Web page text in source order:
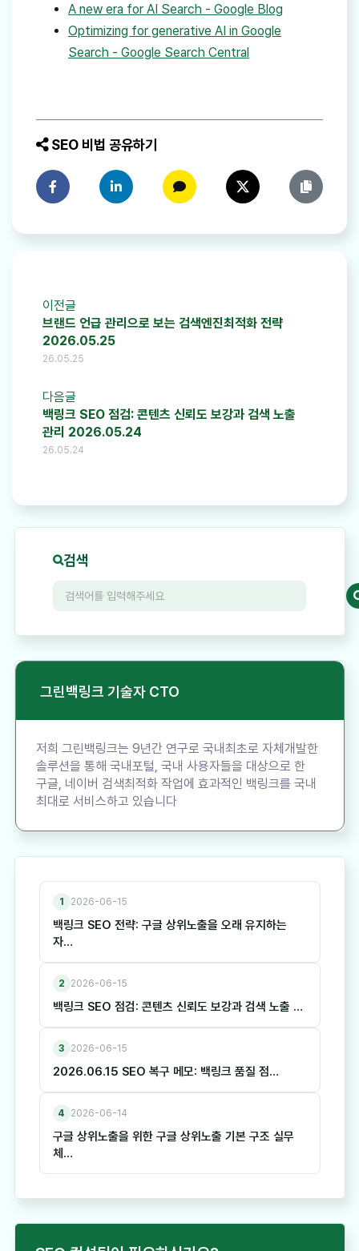
A new era for AI Search - Google Blog
Optimizing for generative AI in Google
Search - Google Search Central
SEO 비법 공유하기
페이스북에 공유하기링크드인에 공유하기카카오톡에 공유하기트위터에 공유하기링크 복사
이전글
브랜드 언급 관리으로 보는 검색엔진최적화 전략
2026.05.25
26.05.25
다음글
백링크 SEO 점검: 콘텐츠 신뢰도 보강과 검색 노출
관리 2026.05.24
26.05.24
검색
그린백링크 기술자 CTO
저희 그린백링크는 9년간 연구로 국내최초로 자체개발한
솔루션을 통해 국내포털, 국내 사용자들을 대상으로 한
구글, 네이버 검색최적화 작업에 효과적인 백링크를 국내
최대로 서비스하고 있습니다
1 2026-06-15
백링크 SEO 전략: 구글 상위노출을 오래 유지하는
자…
2 2026-06-15
백링크 SEO 점검: 콘텐츠 신뢰도 보강과 검색 노출 …
3 2026-06-15
2026.06.15 SEO 복구 메모: 백링크 품질 점…
4 2026-06-14
구글 상위노출을 위한 구글 상위노출 기본 구조 실무
체…